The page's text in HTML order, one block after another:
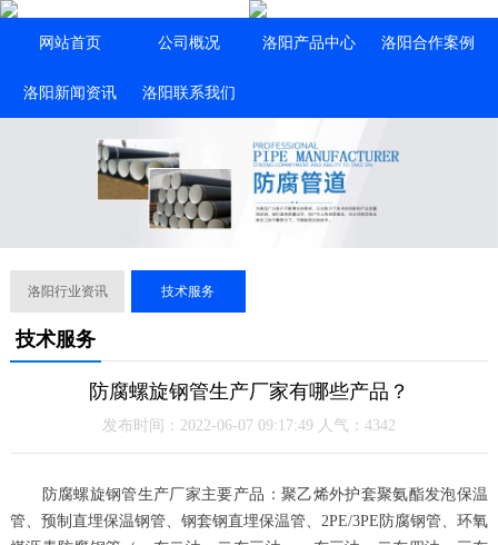
网站首页 公司概况 洛阳产品中心 洛阳合作案例
洛阳新闻资讯 洛阳联系我们
洛阳行业资讯 技术服务
技术服务
防腐螺旋钢管生产厂家有哪些产品？
发布时间：2022-06-07 09:17:49 人气：4342
防腐螺旋钢管生产厂家主要产品：聚乙烯外护套聚氨酯发泡保温
管、预制直埋保温钢管、钢套钢直埋保温管、2PE/3PE防腐钢管、环氧